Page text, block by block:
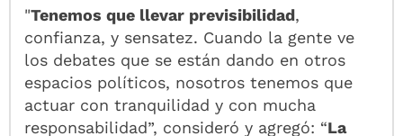
"Tenemos que llevar previsibilidad,
confianza, y sensatez. Cuando la gente ve
los debates que se están dando en otros
espacios políticos, nosotros tenemos que
actuar con tranquilidad y con mucha
responsabilidad”, consideró y agregó: “La